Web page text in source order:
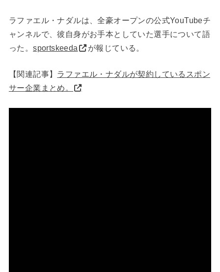
ラファエル・ナダルは、全豪オープンの公式YouTubeチ
ャンネルで、彼自身がお手本としていた選手について語
った。sportskeeda が報じている。
【関連記事】 ラファエル・ナダルが契約しているスポン
サー企業まとめ。